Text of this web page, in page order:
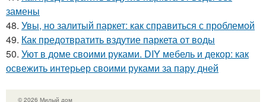
замены
48. Увы, но залитый паркет: как справиться с проблемой
49. Как предотвратить вздутие паркета от воды
50. Уют в доме своими руками. DIY мебель и декор: как
освежить интерьер своими руками за пару дней
© 2026 Милый дом